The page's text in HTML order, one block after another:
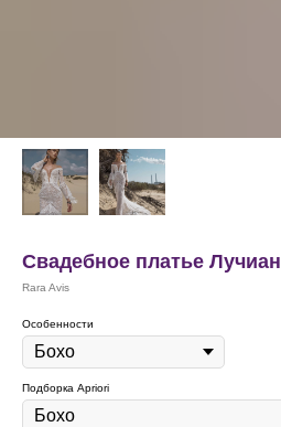
Свадебное платье Лучиан
Rara Avis
Особенности
Подборка Apriori